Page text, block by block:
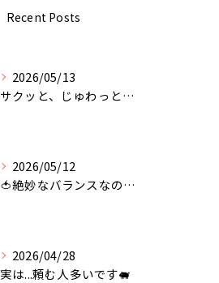
Recent Posts
2026/05/13
サクッと、じゅわっと。瀬戸内が香るカキフライ
2026/05/12
🍅絶妙なバランスなのに最高な一品🥗
2026/04/28
実は...頼む人多いです🐖